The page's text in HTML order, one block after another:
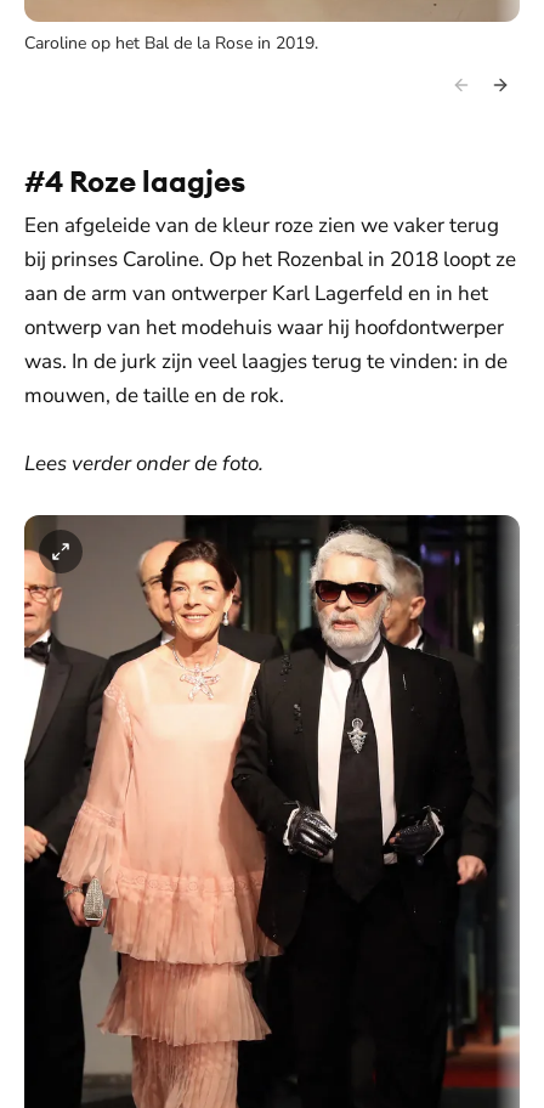
Caroline op het Bal de la Rose in 2019.
#4 Roze laagjes
Een afgeleide van de kleur roze zien we vaker terug
bij prinses Caroline. Op het Rozenbal in 2018 loopt ze
aan de arm van ontwerper Karl Lagerfeld en in het
ontwerp van het modehuis waar hij hoofdontwerper
was. In de jurk zijn veel laagjes terug te vinden: in de
mouwen, de taille en de rok.
Lees verder onder de foto.